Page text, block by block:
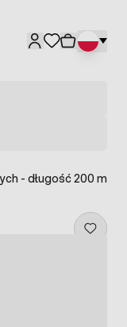
- długość 200 m